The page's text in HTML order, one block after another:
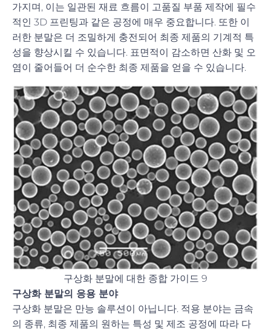
가지며, 이는 일관된 재료 흐름이 고품질 부품 제작에 필수
적인 3D 프린팅과 같은 공정에 매우 중요합니다. 또한 이
러한 분말은 더 조밀하게 충전되어 최종 제품의 기계적 특
성을 향상시킬 수 있습니다. 표면적이 감소하면 산화 및 오
염이 줄어들어 더 순수한 최종 제품을 얻을 수 있습니다.
구상화 분말에 대한 종합 가이드 9
구상화 분말의 응용 분야
구상화 분말은 만능 솔루션이 아닙니다. 적용 분야는 금속
의 종류, 최종 제품의 원하는 특성 및 제조 공정에 따라 다